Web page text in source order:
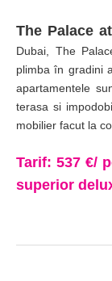
The Palace
Dubai, The
plimba în gradini
apartamentele
terasa si
mobilier facut la
Tarif: 537 €/
superior